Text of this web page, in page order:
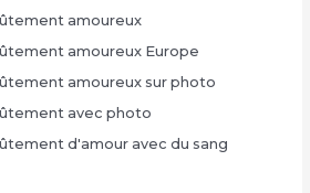
amoureux
amoureux Europe
amoureux sur photo
avec photo
d'amour avec du sang